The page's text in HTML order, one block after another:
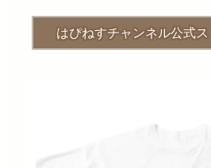
はぴねすチャンネル公式